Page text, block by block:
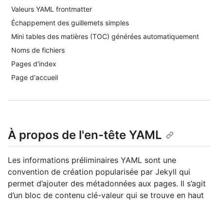
Valeurs YAML frontmatter
Échappement des guillemets simples
Mini tables des matières (TOC) générées automatiquement
Noms de fichiers
Pages d'index
Page d'accueil
À propos de l'en-tête YAML
Les informations préliminaires YAML sont une
convention de création popularisée par Jekyll qui
permet d’ajouter des métadonnées aux pages. Il s’agit
d’un bloc de contenu clé-valeur qui se trouve en haut